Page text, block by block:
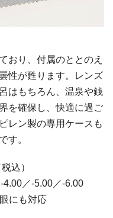
おり、付属のととのえ
性が甦ります。レンズ
はもちろん、温泉や銭
を確保し、快適に過ご
レン製の専用ケースも
す。
込）
4.00／-5.00／-6.00
にも対応